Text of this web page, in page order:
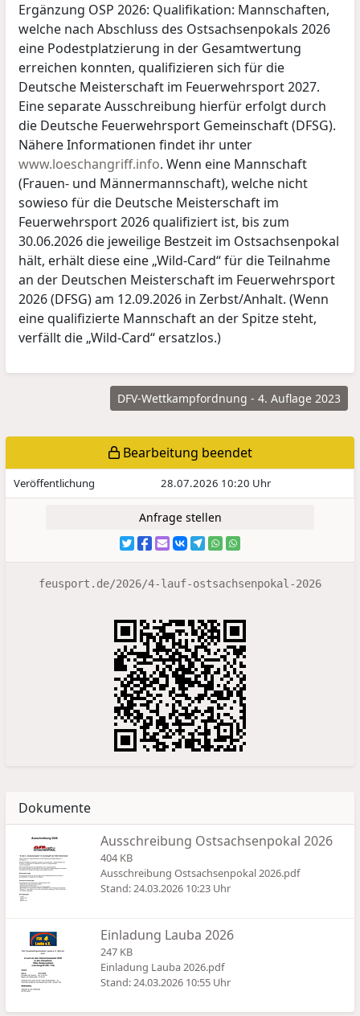
Ergänzung OSP 2026: Qualifikation: Mannschaften,
welche nach Abschluss des Ostsachsenpokals 2026
eine Podestplatzierung in der Gesamtwertung
erreichen konnten, qualifizieren sich für die
Deutsche Meisterschaft im Feuerwehrsport 2027.
Eine separate Ausschreibung hierfür erfolgt durch
die Deutsche Feuerwehrsport Gemeinschaft (DFSG).
Nähere Informationen findet ihr unter
www.loeschangriff.info. Wenn eine Mannschaft
(Frauen- und Männermannschaft), welche nicht
sowieso für die Deutsche Meisterschaft im
Feuerwehrsport 2026 qualifiziert ist, bis zum
30.06.2026 die jeweilige Bestzeit im Ostsachsenpokal
hält, erhält diese eine „Wild-Card“ für die Teilnahme
an der Deutschen Meisterschaft im Feuerwehrsport
2026 (DFSG) am 12.09.2026 in Zerbst/Anhalt. (Wenn
eine qualifizierte Mannschaft an der Spitze steht,
verfällt die „Wild-Card“ ersatzlos.)
DFV-Wettkampfordnung - 4. Auflage 2023
Bearbeitung beendet
Veröffentlichung 28.07.2026 10:20 Uhr
Anfrage stellen
feusport.de/2026/4-lauf-ostsachsenpokal-2026
Dokumente
Ausschreibung Ostsachsenpokal 2026
404 KB
Ausschreibung Ostsachsenpokal 2026.pdf
Stand: 24.03.2026 10:23 Uhr
Einladung Lauba 2026
247 KB
Einladung Lauba 2026.pdf
Stand: 24.03.2026 10:55 Uhr